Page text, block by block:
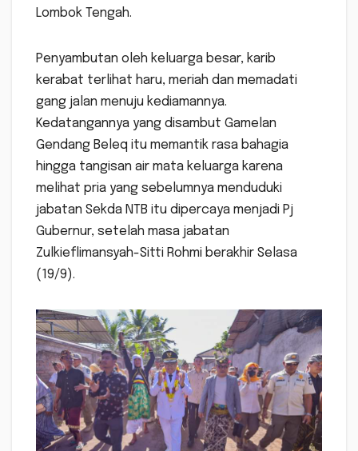
Lombok Tengah.
Penyambutan oleh keluarga besar, karib
kerabat terlihat haru, meriah dan memadati
gang jalan menuju kediamannya.
Kedatangannya yang disambut Gamelan
Gendang Beleq itu memantik rasa bahagia
hingga tangisan air mata keluarga karena
melihat pria yang sebelumnya menduduki
jabatan Sekda NTB itu dipercaya menjadi Pj
Gubernur, setelah masa jabatan
Zulkieflimansyah-Sitti Rohmi berakhir Selasa
(19/9).